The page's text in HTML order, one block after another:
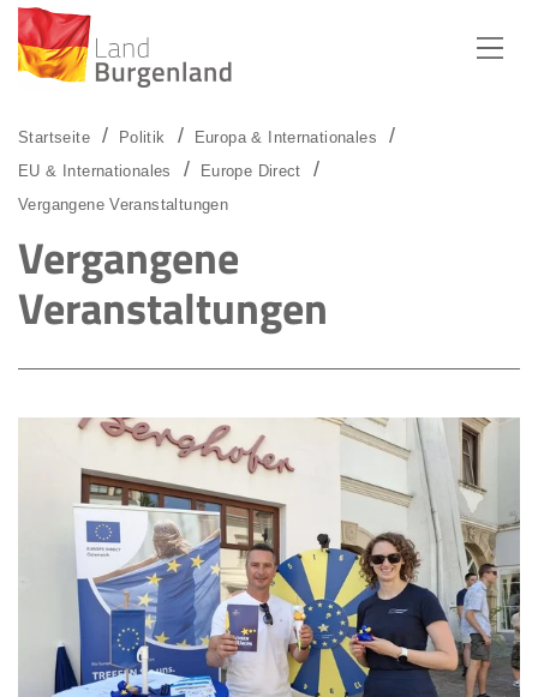
Startseite Politik
Europa & Internationales
EU & Internationales
Europe Direct
Vergangene Veranstaltungen
Vergangene
Veranstaltungen